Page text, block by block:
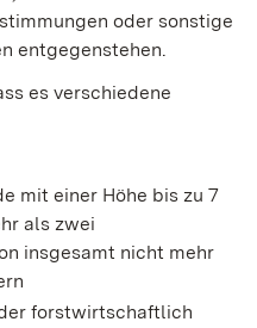
oder sonstige
entgegenstehen.
es verschiedene
mit einer Höhe bis zu 7
als zwei
insgesamt nicht mehr
forstwirtschaftlich